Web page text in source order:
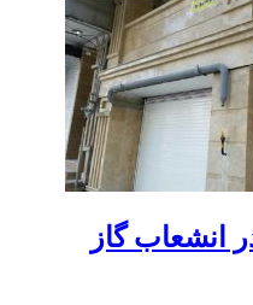
انشعاب گاز